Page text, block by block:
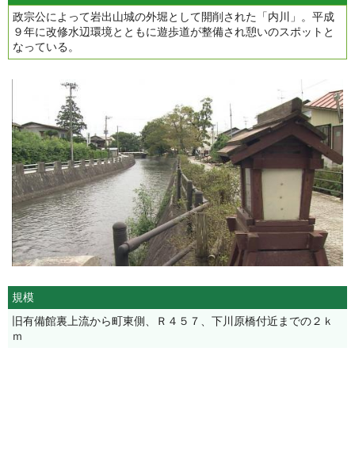
政宗公によって岩出山城の外堀として開削された「内川」。平成
９年に改修水辺環境とともに遊歩道が整備され憩いのスポットと
なっている。
規模
旧有備館裏上流から町東側、Ｒ４５７、下川原橋付近までの２ｋ
ｍ